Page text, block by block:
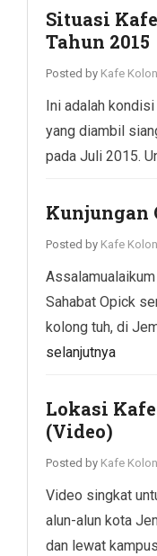
Situasi
Tahun 2015
Posted by Kafe
Ini adalah
yang diambil
pada Juli 2015.
Kunjungan
Posted by Kafe
Sahabat Opick
kolong tuh, di
selanjutnya
Lokasi
(Video)
Posted by Kafe
Video singkat
alun-alun kota
dan lewat